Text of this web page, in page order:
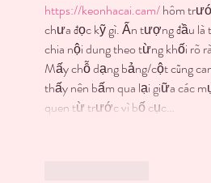
https://keonhacai.cam/ hôm
chưa đọc kỹ gì. Ấn tượng đầu là
chia nội dung theo từng khối rõ
Mấy chỗ dạng bảng/cột cũng
thấy nên bấm qua lại giữa các
quen từ trước vì bố cục…